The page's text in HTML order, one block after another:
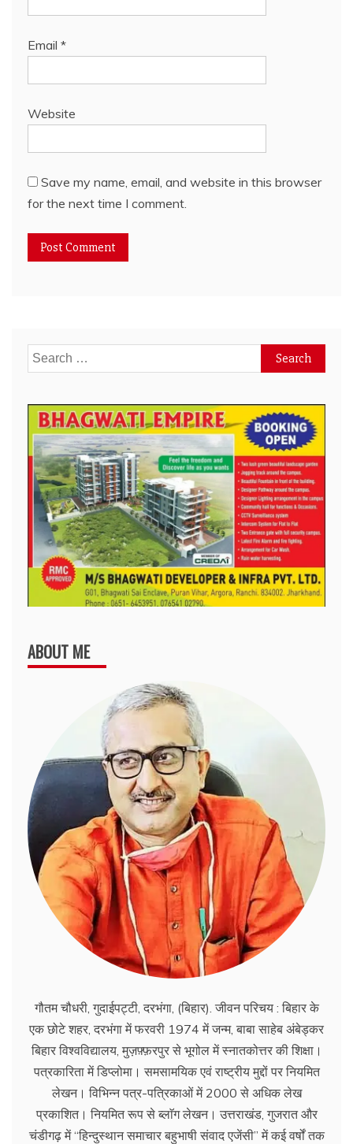
Email *
Website
Save my name, email, and website in this browser
for the next time I comment.
Search
for:
ABOUT ME
गौतम चौधरी, गुदाईपट्टी, दरभंगा, (बिहार). जीवन परिचय : बिहार के
एक छोटे शहर, दरभंगा में फरवरी 1974 में जन्म, बाबा साहेब अंबेड्कर
बिहार विश्वविद्यालय, मुज़फ़्फ़रपुर से भूगोल में स्नातकोत्तर की शिक्षा।
पत्रकारिता में डिप्लोमा। समसामयिक एवं राष्ट्रीय मुद्दों पर नियमित
लेखन। विभिन्न पत्र-पत्रिकाओं में 2000 से अधिक लेख
प्रकाशित। नियमित रूप से ब्लाॅग लेखन। उत्तराखंड, गुजरात और
चंडीगढ़ में ‘‘हिन्दुस्थान समाचार बहुभाषी संवाद एजेंसी’’ में कई वर्षों तक